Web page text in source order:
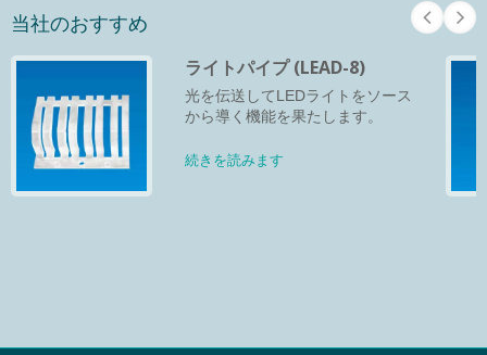
当社のおすすめ
ライトパイプ (LEAD-8)
光を伝送してLEDライトをソース
から導く機能を果たします。
続きを読みます